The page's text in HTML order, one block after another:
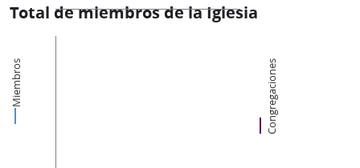
Total de miembros de la Iglesia
Miembros Congregaciones